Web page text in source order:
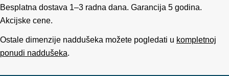
Besplatna dostava 1–3 radna dana. Garancija 5 godina.
Akcijske cene.
Ostale dimenzije naddušeka možete pogledati u kompletnoj
ponudi naddušeka.